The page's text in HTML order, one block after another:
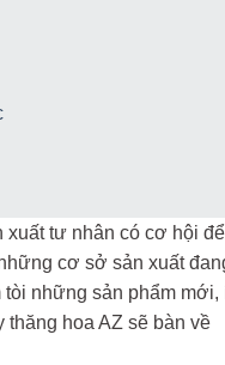
xuất tư nhân có cơ hội để
cơ sở sản xuất
những sản phẩm mới,
thăng hoa AZ sẽ bàn về